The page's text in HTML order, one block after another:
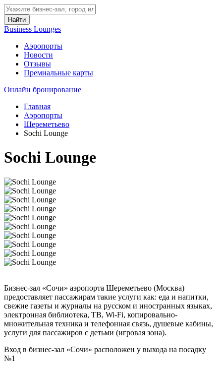
Найти
Business Lounges
Аэропорты
Новости
Отзывы
Премиальные карты
Онлайн бронирование
Главная
Аэропорты
Шереметьево
Sochi Lounge
Sochi Lounge
Бизнес-зал «Сочи» аэропорта Шереметьево (Москва)
предоставляет пассажирам такие услуги как: еда и напитки,
свежие газеты и журналы на русском и иностранных языках,
электронная библиотека, ТВ, Wi-Fi, копировально-
множительная техника и телефонная связь, душевые кабины,
услуги для пассажиров с детьми (игровая зона).
Вход в бизнес-зал «Сочи» расположен у выхода на посадку
№1